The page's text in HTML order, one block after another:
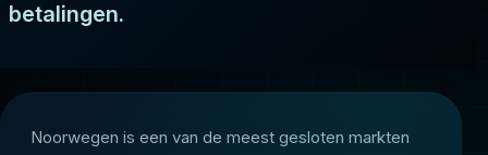
betalingen.
Noorwegen is een van de meest gesloten markten